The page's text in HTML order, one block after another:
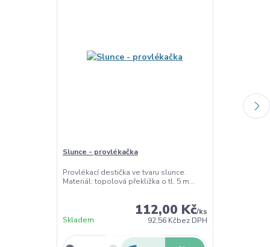
Slunce - provlékačka
Provlékací destička ve tvaru slunce.
Materiál: topolová překližka o tl. 5 m...
112,00 Kč/ks
92,56 Kčbez DPH
Skladem